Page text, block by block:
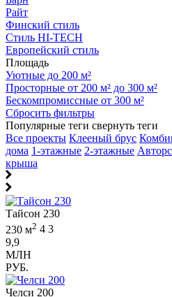
Райт
Финский стиль
Стиль HI-TECH
Европейский стиль
Площадь
Уютные до 200 м²
Просторные от 200 м² до 300 м²
Бескомпромиссные от 300 м²
Сбросить фильтры
Популярные теги свернуть теги
Все проекты Клееный брус
дома 1-этажные 2-этажные
крыша
Тайсон 230
230 м2 4 3
9,9
МЛН
РУБ.
Челси 200